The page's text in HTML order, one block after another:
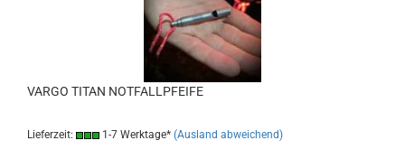
VARGO TITAN NOTFALLPFEIFE
Lieferzeit: 1-7 Werktage* (Ausland abweichend)